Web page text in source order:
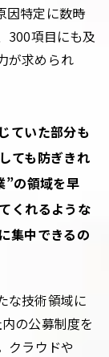
因特定に数時
300項目にも及
が求められ
ていた部分も
ても防ぎきれ
”の領域を早
くれるような
集中できるの
な技術領域に
の公募制度を
クラウドや